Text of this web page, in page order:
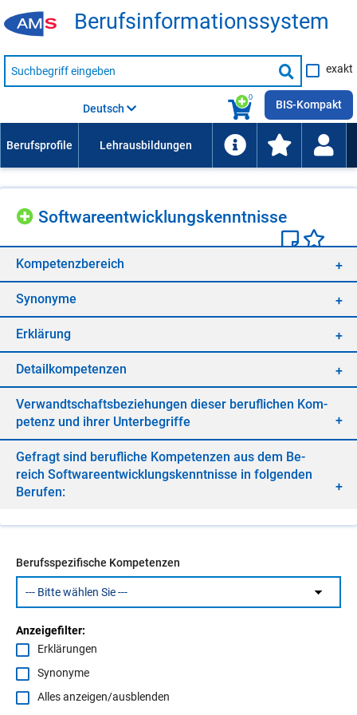
Be­rufs­in­for­ma­ti­ons­sys­tem
Suche
nach
Suche
starten
exakt
0
Deutsch BIS-Kompakt
Soft­ware­ent­wick­lungs­kennt­nis­se
Kom­pe­tenz­be­reich
Syn­ony­me
Er­klä­rung
De­tail­kom­pe­ten­zen
Ver­wandt­schafts­be­zie­hun­gen die­ser be­ruf­li­chen Kom­
pe­tenz und ih­rer Un­ter­be­grif­fe
Ge­fragt sind be­ruf­li­che Kom­pe­ten­zen aus dem Be­
reich Soft­ware­ent­wick­lungs­kennt­nis­se in fol­gen­den
Be­ru­fen:
Berufsspezifische Kompetenzen
Anzeigefilter:
Erklärungen
Synonyme
Alles anzeigen/ausblenden